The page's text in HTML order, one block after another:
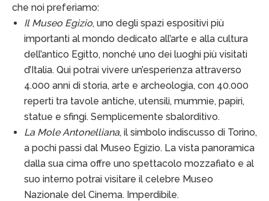
che noi preferiamo:
Il Museo Egizio, uno degli spazi espositivi più
importanti al mondo dedicato all’arte e alla cultura
dell’antico Egitto, nonché uno dei luoghi più visitati
d’Italia. Qui potrai vivere un’esperienza attraverso
4.000 anni di storia, arte e archeologia, con 40.000
reperti tra tavole antiche, utensili, mummie, papiri,
statue e sfingi. Semplicemente sbalorditivo.
La Mole Antonelliana, il simbolo indiscusso di Torino,
a pochi passi dal Museo Egizio. La vista panoramica
dalla sua cima offre uno spettacolo mozzafiato e al
suo interno potrai visitare il celebre Museo
Nazionale del Cinema. Imperdibile.